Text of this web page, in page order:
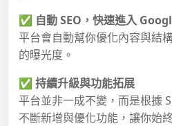
✅ 自動 SEO，快速進入
平台會自動幫你優化內容與結
的曝光度。
✅ 持續升級與功能拓展
平台並非一成不變，而是根據
不斷新增與優化功能，讓你始